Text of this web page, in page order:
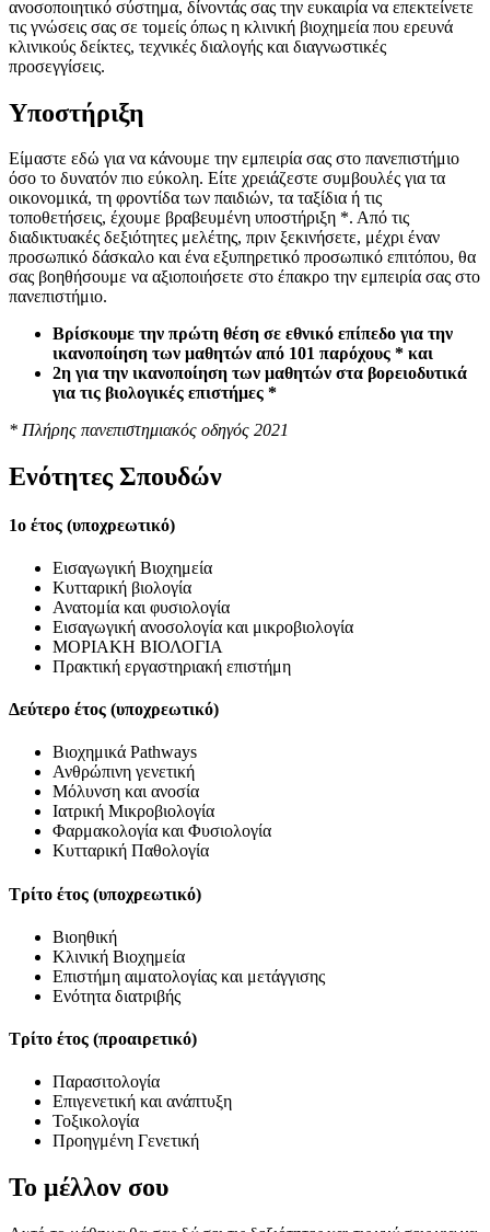
ανοσοποιητικό σύστημα, δίνοντάς σας την ευκαιρία να επεκτείνετε
τις γνώσεις σας σε τομείς όπως η κλινική βιοχημεία που ερευνά
κλινικούς δείκτες, τεχνικές διαλογής και διαγνωστικές
προσεγγίσεις.
Υποστήριξη
Είμαστε εδώ για να κάνουμε την εμπειρία σας στο πανεπιστήμιο
όσο το δυνατόν πιο εύκολη. Είτε χρειάζεστε συμβουλές για τα
οικονομικά, τη φροντίδα των παιδιών, τα ταξίδια ή τις
τοποθετήσεις, έχουμε βραβευμένη υποστήριξη *. Από τις
διαδικτυακές δεξιότητες μελέτης, πριν ξεκινήσετε, μέχρι έναν
προσωπικό δάσκαλο και ένα εξυπηρετικό προσωπικό επιτόπου, θα
σας βοηθήσουμε να αξιοποιήσετε στο έπακρο την εμπειρία σας στο
πανεπιστήμιο.
Βρίσκουμε την πρώτη θέση σε εθνικό επίπεδο για την
ικανοποίηση των μαθητών από 101 παρόχους * και
2η για την ικανοποίηση των μαθητών στα βορειοδυτικά
για τις βιολογικές επιστήμες *
* Πλήρης πανεπιστημιακός οδηγός 2021
Ενότητες Σπουδών
1ο έτος (υποχρεωτικό)
Εισαγωγική Βιοχημεία
Κυτταρική βιολογία
Ανατομία και φυσιολογία
Εισαγωγική ανοσολογία και μικροβιολογία
ΜΟΡΙΑΚΗ ΒΙΟΛΟΓΙΑ
Πρακτική εργαστηριακή επιστήμη
Δεύτερο έτος (υποχρεωτικό)
Βιοχημικά Pathways
Ανθρώπινη γενετική
Μόλυνση και ανοσία
Ιατρική Μικροβιολογία
Φαρμακολογία και Φυσιολογία
Κυτταρική Παθολογία
Τρίτο έτος (υποχρεωτικό)
Βιοηθική
Κλινική Βιοχημεία
Επιστήμη αιματολογίας και μετάγγισης
Ενότητα διατριβής
Τρίτο έτος (προαιρετικό)
Παρασιτολογία
Επιγενετική και ανάπτυξη
Τοξικολογία
Προηγμένη Γενετική
Το μέλλον σου